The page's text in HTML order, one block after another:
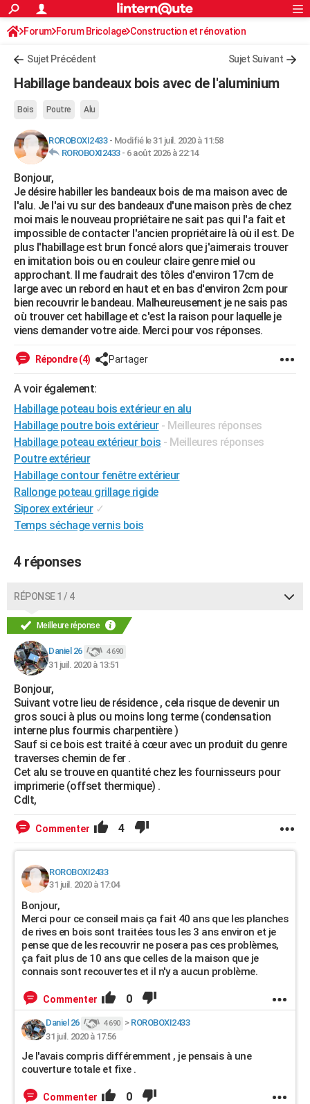
ACTUALITÉS
Politique
Société
Faits Divers
Education
Monde
Villes
+
AUTO
Essais
Réserver un essai
Citadines
Berlines
SUV
Forum auto
+HIGH-TECH
Mobiles
Meilleur smartphone
Internet
Ordinateurs
Jeux vidéo
Guide high-tech
+BRICOLAGE
Forum
Aménagement intérieur
Extérieur
Cuisine
Salle de bains
Jardinage
Rangement
WEEK-END
Guides de France
Escapades
Patrimoine
Expositions
Musées
Week-end nature
+LIFESTYLE
Art de vivre
Bien-être
Loisirs
Mode
Modes de vie
SANTE
Alimentation
Guide de la santé
Maladies
Médicaments
Sommeil
VOYAGE
Destinations
City break
Voyage nature
Voyage de noces
Forum
Climat
PHOTO
GUIDES D'ACHAT
BONS PLANS
CARTE DE VOEUX
Carte de Noël
Carte Bonne année
Carte Saint-Valentin
Carte Pâques
Carte d'anniversaire
DICTIONNAIRE
Dictionnaire
Biographies
Citations
Expressions
Proverbes
COPAINS D'AVANT
S'inscrire
Se connecter
Lycées
Collèges
Primaires
Universités
Entreprises
Service militaire
Avis de recherche
AVIS DE DÉCÈS
Rechercher
S'inscrire
Connexion
Forum Forum Bricolage Construction et rénovation
Charpente, toiture, combles
Sujet Précédent Sujet Suivant
Habillage bandeaux bois avec de l'aluminium
Bois Poutre Alu
ROROBOXI2433- Modifié le 31 juil. 2020 à 11:58
ROROBOXI2433- 6 août 2026 à 22:14
Bonjour,
Je désire habiller les bandeaux bois de ma maison avec de
l'alu. Je l'ai vu sur des bandeaux d'une maison près de chez
moi mais le nouveau propriétaire ne sait pas qui l'a fait et
impossible de contacter l'ancien propriétaire là où il est. De
plus l'habillage est brun foncé alors que j'aimerais trouver
en imitation bois ou en couleur claire genre miel ou
approchant. Il me faudrait des tôles d'environ 17cm de
large avec un rebord en haut et en bas d'environ 2cm pour
bien recouvrir le bandeau. Malheureusement je ne sais pas
où trouver cet habillage et c'est la raison pour laquelle je
viens demander votre aide. Merci pour vos réponses.
Répondre (4) Partager
A voir également:
Habillage poteau bois extérieur en alu
Habillage poutre bois extérieur - Meilleures réponses
Habillage poteau extérieur bois - Meilleures réponses
Poutre extérieur
Habillage contour fenêtre extérieur
Rallonge poteau grillage rigide
Siporex extérieur ✓
Temps séchage vernis bois
4 réponses
RÉPONSE 1 / 4
Meilleure réponse
Daniel 26 4 690
31 juil. 2020 à 13:51
Bonjour,
Suivant votre lieu de résidence , cela risque de devenir un
gros souci à plus ou moins long terme (condensation
interne plus fourmis charpentière )
Sauf si ce bois est traité à cœur avec un produit du genre
traverses chemin de fer .
Cet alu se trouve en quantité chez les fournisseurs pour
imprimerie (offset thermique) .
Cdlt,
Commenter 4
ROROBOXI2433
31 juil. 2020 à 17:04
Bonjour,
Merci pour ce conseil mais ça fait 40 ans que les planches
de rives en bois sont traitées tous les 3 ans environ et je
pense que de les recouvrir ne posera pas ces problèmes,
ça fait plus de 10 ans que celles de la maison que je
connais sont recouvertes et il n'y a aucun problème.
Commenter 0
Daniel 26 4 690 > ROROBOXI2433
31 juil. 2020 à 17:56
Je l'avais compris différemment , je pensais à une
couverture totale et fixe .
Commenter 0